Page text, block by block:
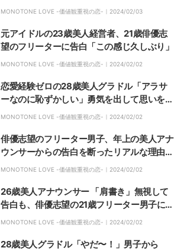
MONOTONE LOVE -価値観重視の恋-｜ 2024/02/03
元アイドルの23歳美人経営者、21歳俳優志
望のフリーターに告白「この感じ久しぶり」
MONOTONE LOVE -価値観重視の恋-｜ 2024/02/02
恋愛経験ゼロの28歳美人グラドル「アラサ
ーなのに恥ずかしい」勇気を出して思いを告
白
MONOTONE LOVE -価値観重視の恋-｜ 2024/02/02
俳優志望のフリーター男子、年上の美人アナ
ウンサーからの告白を断ったリアルな理由
「一緒にいると自分に疲れて嫌になっちゃ
MONOTONE LOVE -価値観重視の恋-｜ 2024/02/02
26歳美人アナウンサー 「肩書き」無視して
告白も、俳優志望の21歳フリーター男子に失
恋し涙
MONOTONE LOVE -価値観重視の恋-｜ 2024/02/02
28歳美人グラドル「やだ〜！」男子から